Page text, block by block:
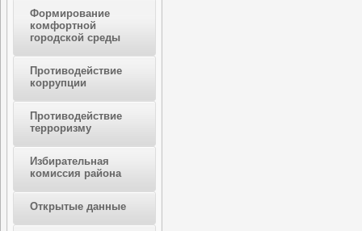
Формирование
комфортной
городской среды
Противодействие
коррупции
Противодействие
терроризму
Избирательная
комиссия района
Открытые данные